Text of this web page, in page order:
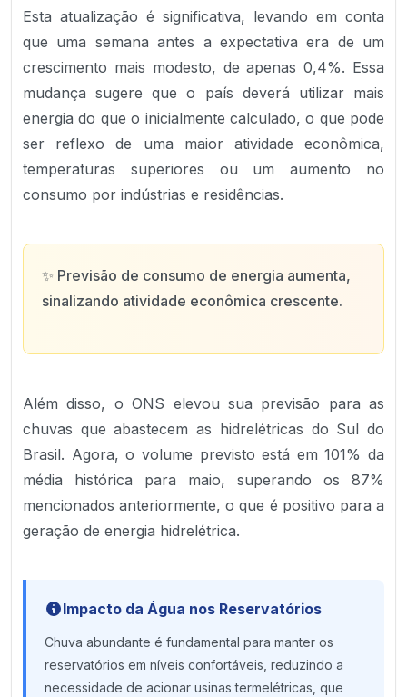
Esta atualização é significativa, levando em conta
que uma semana antes a expectativa era de um
crescimento mais modesto, de apenas 0,4%. Essa
mudança sugere que o país deverá utilizar mais
energia do que o inicialmente calculado, o que pode
ser reflexo de uma maior atividade econômica,
temperaturas superiores ou um aumento no
consumo por indústrias e residências.
✨ Previsão de consumo de energia aumenta,
sinalizando atividade econômica crescente.
Além disso, o ONS elevou sua previsão para as
chuvas que abastecem as hidrelétricas do Sul do
Brasil. Agora, o volume previsto está em 101% da
média histórica para maio, superando os 87%
mencionados anteriormente, o que é positivo para a
geração de energia hidrelétrica.
Impacto da Água nos Reservatórios
Chuva abundante é fundamental para manter os
reservatórios em níveis confortáveis, reduzindo a
necessidade de acionar usinas termelétricas, que